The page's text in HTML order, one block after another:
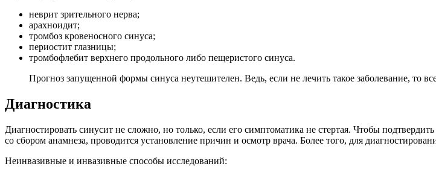
неврит зрительного нерва;
арахноидит;
тромбоз кровеносного синуса;
периостит глазницы;
тромбофлебит верхнего продольного либо пещеристого синуса.
Прогноз запущенной формы синуса неутешителен. Ведь, если не лечить такое заболевание, то
Диагностика
Диагностировать синусит не сложно, но только, если его симптоматика не стертая. Чтобы
со сбором анамнеза, проводится установление причин и осмотр врача. Более того, для
Неинвазивные и инвазивные способы исследований: